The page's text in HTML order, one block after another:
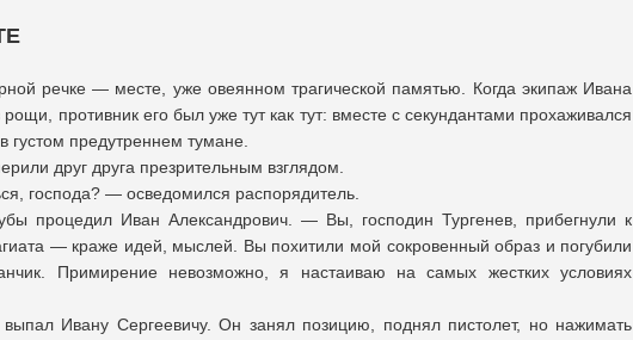
речке — месте, уже овеянном трагической памятью. Когда экипаж Ивана
противник его был уже тут как тут: вместе с секундантами прохаживался
густом предутреннем тумане.
друг друга презрительным взглядом.
господа? — осведомился распорядитель.
процедил Иван Александрович. — Вы, господин Тургенев, прибегнули к
— краже идей, мыслей. Вы похитили мой сокровенный образ и погубили
Примирение невозможно, я настаиваю на самых жестких условиях
Ивану Сергеевичу. Он занял позицию, поднял пистолет, но нажимать